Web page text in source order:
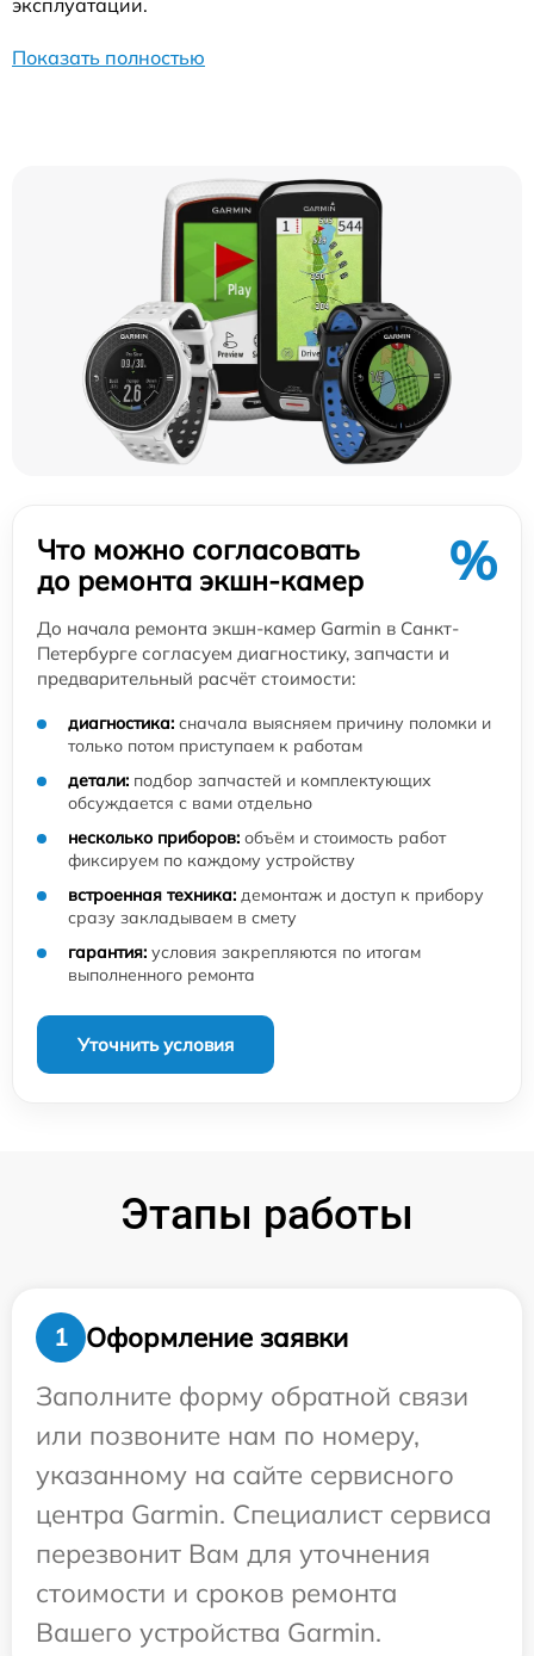
эксплуатации.
Показать полностью
Что можно согласовать
до ремонта экшн-камер
%
До начала ремонта экшн-камер Garmin в Санкт-
Петербурге согласуем диагностику, запчасти и
предварительный расчёт стоимости:
диагностика: сначала выясняем причину поломки и
только потом приступаем к работам
детали: подбор запчастей и комплектующих
обсуждается с вами отдельно
несколько приборов: объём и стоимость работ
фиксируем по каждому устройству
встроенная техника: демонтаж и доступ к прибору
сразу закладываем в смету
гарантия: условия закрепляются по итогам
выполненного ремонта
Уточнить условия
Этапы работы
1
Оформление заявки
Заполните форму обратной связи
или позвоните нам по номеру,
указанному на сайте сервисного
центра Garmin. Специалист сервиса
перезвонит Вам для уточнения
стоимости и сроков ремонта
Вашего устройства Garmin.